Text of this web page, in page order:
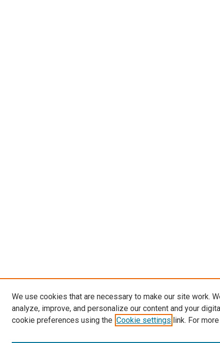
We use cookies that are necessary to make our site work.
analyze, improve, and personalize our content and your
cookie preferences using the Cookie settings link. For